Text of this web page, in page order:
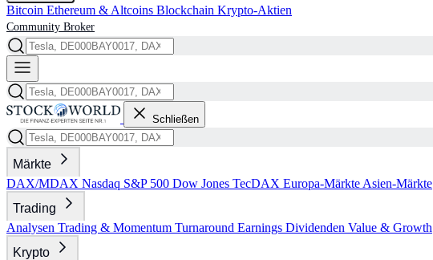
Bitcoin Ethereum & Altcoins Blockchain Krypto-Aktien
Community Broker
Schließen
Märkte
DAX/MDAX Nasdaq S&P 500 Dow Jones TecDAX Europa-Märkte Asien-Märkte
Trading
Analysen Trading & Momentum Turnaround Earnings Dividenden Value & Growth
Krypto